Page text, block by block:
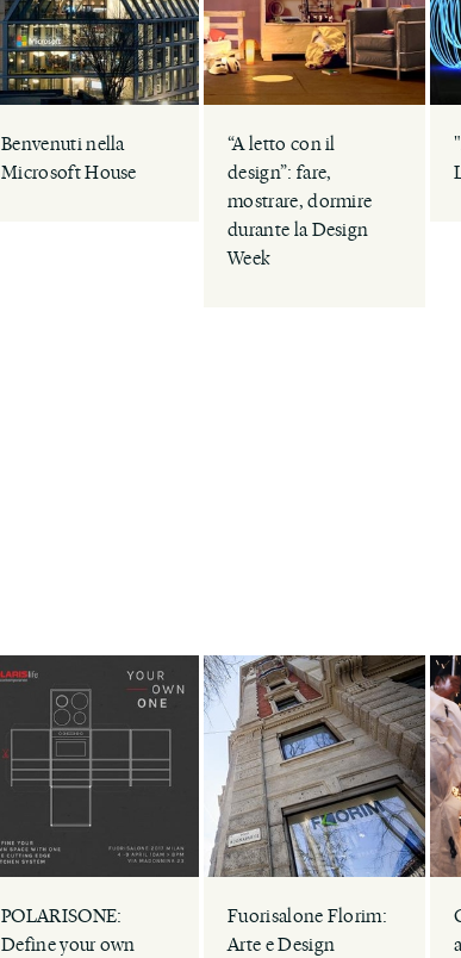
Benvenuti nella
Microsoft House
“A letto con il
design”: fare,
mostrare, dormire
durante la Design
Week
POLARISONE:
Define your own
Fuorisalone Florim:
Arte e Design